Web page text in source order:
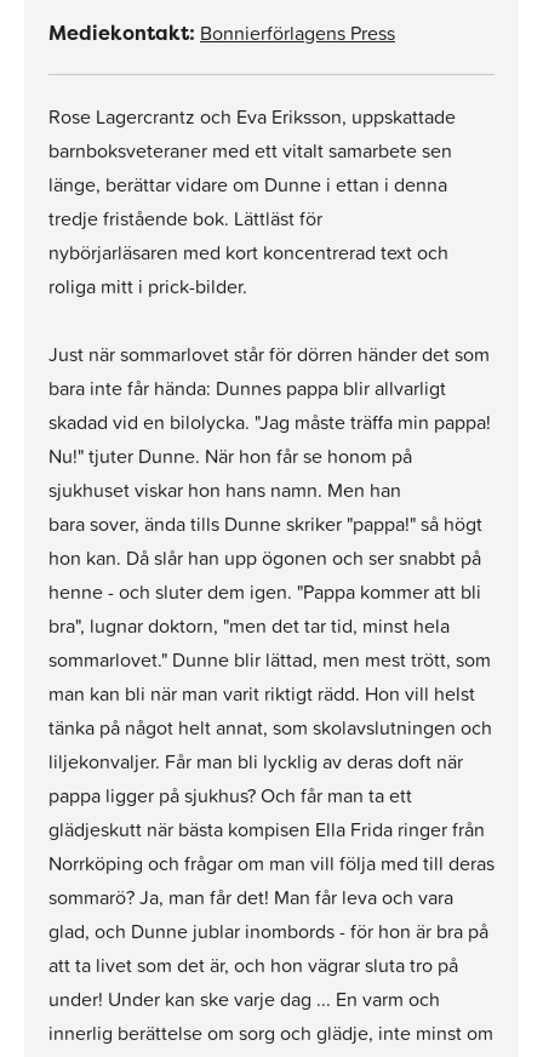
Mediekontakt: Bonnierförlagens Press
Rose Lagercrantz och Eva Eriksson, uppskattade
barnboksveteraner med ett vitalt samarbete sen
länge, berättar vidare om Dunne i ettan i denna
tredje fristående bok. Lättläst för
nybörjarläsaren med kort koncentrerad text och
roliga mitt i prick-bilder.
Just när sommarlovet står för dörren händer det som
bara inte får hända: Dunnes pappa blir allvarligt
skadad vid en bilolycka. "Jag måste träffa min pappa!
Nu!" tjuter Dunne. När hon får se honom på
sjukhuset viskar hon hans namn. Men han
bara sover, ända tills Dunne skriker "pappa!" så högt
hon kan. Då slår han upp ögonen och ser snabbt på
henne - och sluter dem igen. "Pappa kommer att bli
bra", lugnar doktorn, "men det tar tid, minst hela
sommarlovet." Dunne blir lättad, men mest trött, som
man kan bli när man varit riktigt rädd. Hon vill helst
tänka på något helt annat, som skolavslutningen och
liljekonvaljer. Får man bli lycklig av deras doft när
pappa ligger på sjukhus? Och får man ta ett
glädjeskutt när bästa kompisen Ella Frida ringer från
Norrköping och frågar om man vill följa med till deras
sommarö? Ja, man får det! Man får leva och vara
glad, och Dunne jublar inombords - för hon är bra på
att ta livet som det är, och hon vägrar sluta tro på
under! Under kan ske varje dag ... En varm och
innerlig berättelse om sorg och glädje, inte minst om